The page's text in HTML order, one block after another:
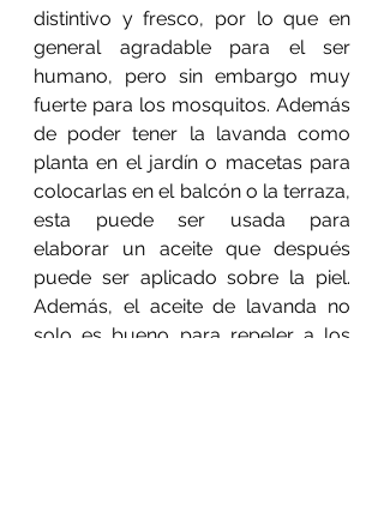
distintivo y fresco, por lo que en
general agradable para el ser
humano, pero sin embargo muy
fuerte para los mosquitos. Además
de poder tener la lavanda como
planta en el jardín o macetas para
colocarlas en el balcón o la terraza,
esta puede ser usada para
elaborar un aceite que después
puede ser aplicado sobre la piel.
Además, el aceite de lavanda no
solo es bueno para repeler a los